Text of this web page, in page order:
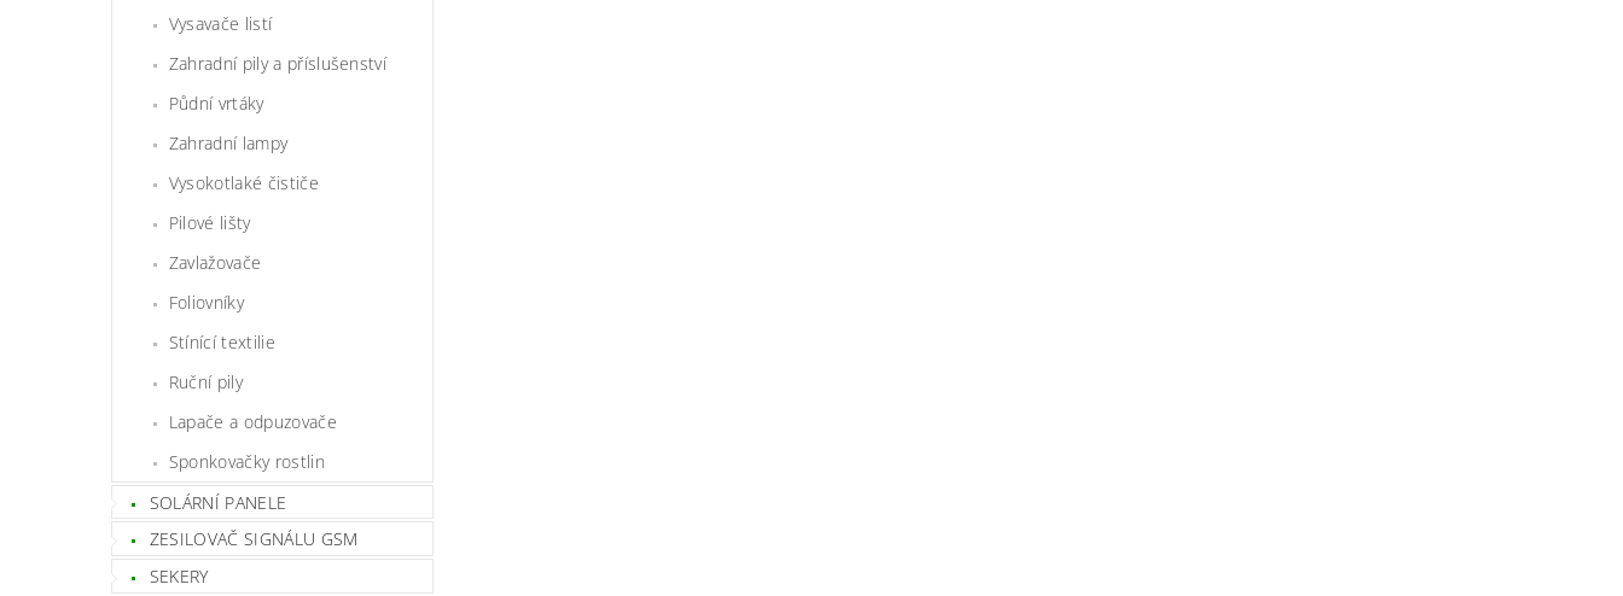
Vysavače listí
Zahradní pily a příslušenství
Půdní vrtáky
Zahradní lampy
Vysokotlaké čističe
Pilové lišty
Zavlažovače
Foliovníky
Stínící textilie
Ruční pily
Lapače a odpuzovače
Sponkovačky rostlin
SOLÁRNÍ PANELE
ZESILOVAČ SIGNÁLU GSM
SEKERY